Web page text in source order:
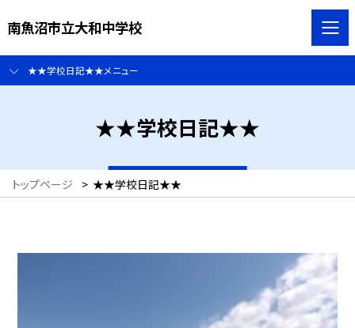
南魚沼市立大和中学校
★★学校日記★★メニュー
★★学校日記★★
トップページ > ★★学校日記★★